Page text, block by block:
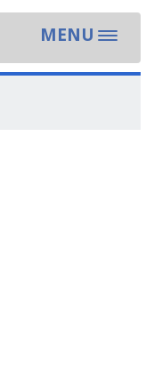
MENU
Toggle